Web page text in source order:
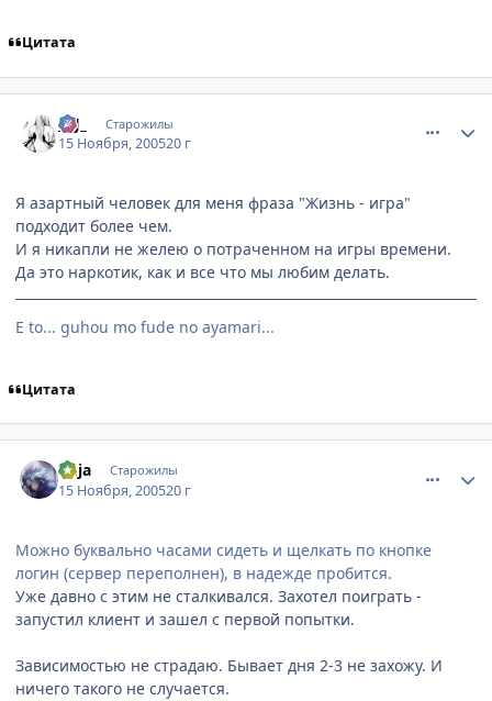
Цитата
_KJ_ Старожилы
15 Ноября, 200520 г
Я азартный человек для меня фраза "Жизнь - игра"
подходит более чем.
И я никапли не желею о потраченном на игры времени.
Да это наркотик, как и все что мы любим делать.
E to... guhou mo fude no ayamari...
Цитата
Kuja Старожилы
15 Ноября, 200520 г
Можно буквально часами сидеть и щелкать по кнопке
логин (сервер переполнен), в надежде пробится.
Уже давно с этим не сталкивался. Захотел поиграть -
запустил клиент и зашел с первой попытки.
Зависимостью не страдаю. Бывает дня 2-3 не захожу. И
ничего такого не случается.